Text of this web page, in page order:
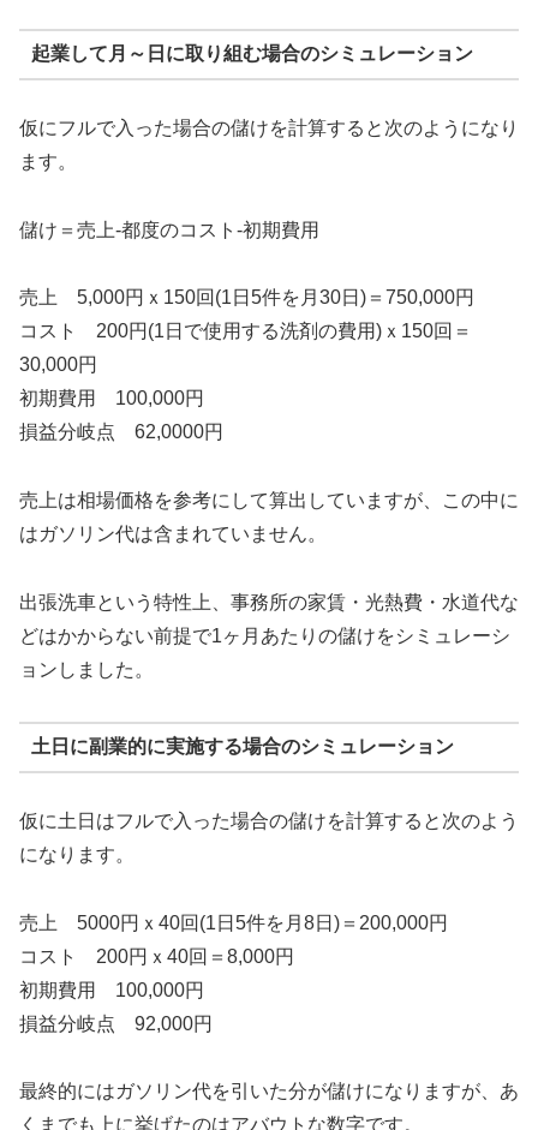
起業して月～日に取り組む場合のシミュレーション
仮にフルで入った場合の儲けを計算すると次のようになり
ます。
儲け＝売上-都度のコスト-初期費用
売上 5,000円ｘ150回(1日5件を月30日)＝750,000円
コスト 200円(1日で使用する洗剤の費用)ｘ150回＝
30,000円
初期費用 100,000円
損益分岐点 62,0000円
売上は相場価格を参考にして算出していますが、この中に
はガソリン代は含まれていません。
出張洗車という特性上、事務所の家賃・光熱費・水道代な
どはかからない前提で1ヶ月あたりの儲けをシミュレーシ
ョンしました。
土日に副業的に実施する場合のシミュレーション
仮に土日はフルで入った場合の儲けを計算すると次のよう
になります。
売上 5000円ｘ40回(1日5件を月8日)＝200,000円
コスト 200円ｘ40回＝8,000円
初期費用 100,000円
損益分岐点 92,000円
最終的にはガソリン代を引いた分が儲けになりますが、あ
くまでも上に挙げたのはアバウトな数字です。